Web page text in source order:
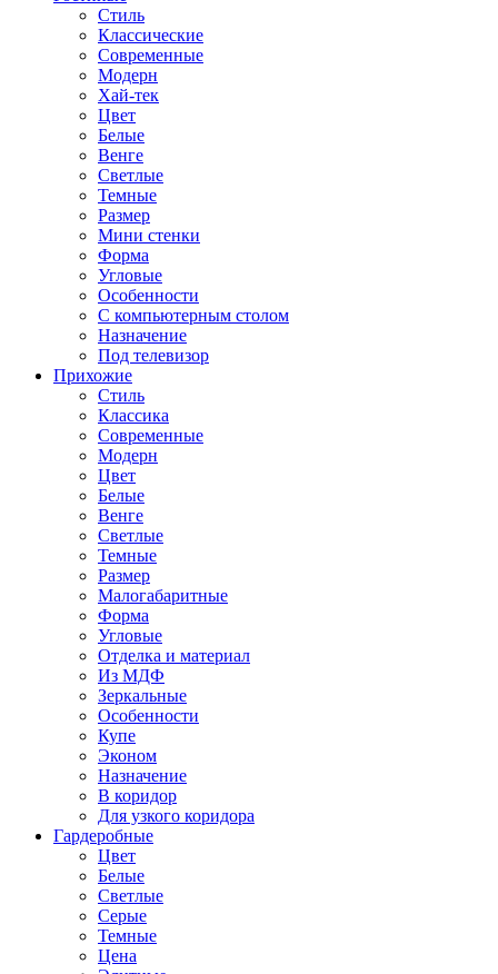
Стиль
Классические
Современные
Модерн
Хай-тек
Цвет
Белые
Венге
Светлые
Темные
Размер
Мини стенки
Форма
Угловые
Особенности
С компьютерным столом
Назначение
Под телевизор
Прихожие
Стиль
Классика
Современные
Модерн
Цвет
Белые
Венге
Светлые
Темные
Размер
Малогабаритные
Форма
Угловые
Отделка и материал
Из МДФ
Зеркальные
Особенности
Купе
Эконом
Назначение
В коридор
Для узкого коридора
Гардеробные
Цвет
Белые
Светлые
Серые
Темные
Цена